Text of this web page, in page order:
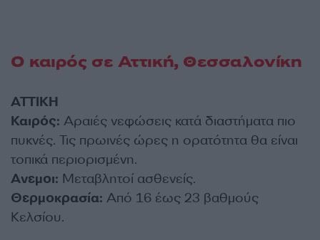
Ο καιρός σε Αττική, Θεσσαλονίκη
ΑΤΤΙΚΗ
Καιρός: Αραιές νεφώσεις κατά διαστήματα πιο
πυκνές. Τις πρωινές ώρες η ορατότητα θα είναι
τοπικά περιορισμένη.
Ανεμοι: Μεταβλητοί ασθενείς.
Θερμοκρασία: Από 16 έως 23 βαθμούς
Κελσίου.